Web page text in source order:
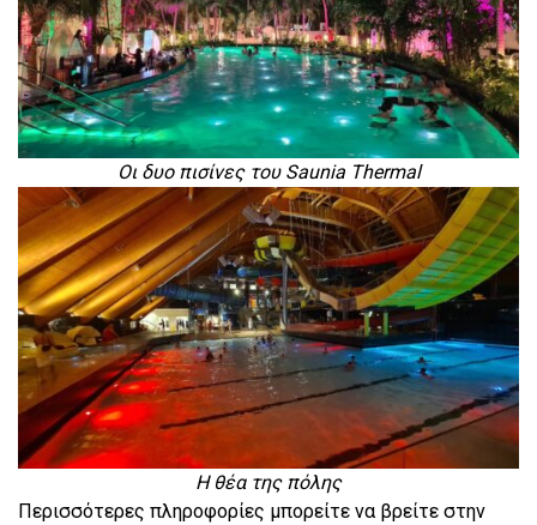
Οι δυο πισίνες του Saunia Thermal
Η θέα της πόλης
Περισσότερες πληροφορίες μπορείτε να βρείτε στην